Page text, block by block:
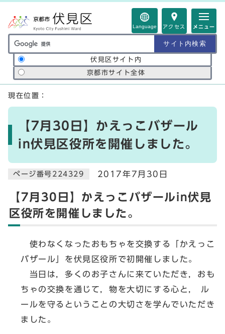
Language アクセス メニュー
サイト内検索の範囲
伏見区サイト内
京都市サイト全体
ここから本文です
現在位置：
【7月30日】かえっこバザール
in伏見区役所を開催しました。
ページ番号224329 2017年7月30日
【7月30日】かえっこバザールin伏見
区役所を開催しました。
使わなくなったおもちゃを交換する「かえっこ
バザール」を伏見区役所で初開催しました。
当日は，多くのお子さんに来ていただき，おも
ちゃの交換を通じて，物を大切にする心と， ル
ールを守るということの大切さを学んでいただき
ました。